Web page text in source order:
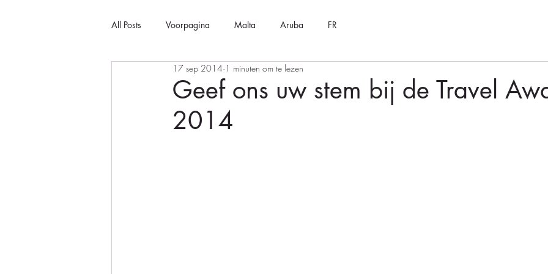
All Posts Voorpagina Malta Aruba FR
Geef ons uw stem bij de Travel
2014
17 sep 2014 1 minuten om te lezen